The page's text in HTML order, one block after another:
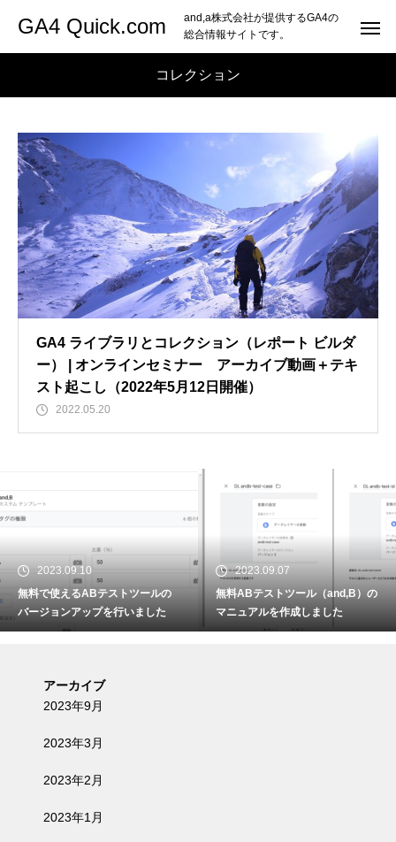
GA4 Quick.com
and,a株式会社が提供するGA4の
総合情報サイトです。
コレクション
GA4 ライブラリとコレクション（レポート ビルダ
ー） | オンラインセミナー アーカイブ動画＋テキ
スト起こし（2022年5月12日開催）
2022.05.20
2023.09.10
無料で使えるABテストツールの
バージョンアップを行いました
2023.09.07
無料ABテストツール（and,B）の
マニュアルを作成しました
アーカイブ
2023年9月
2023年3月
2023年2月
2023年1月